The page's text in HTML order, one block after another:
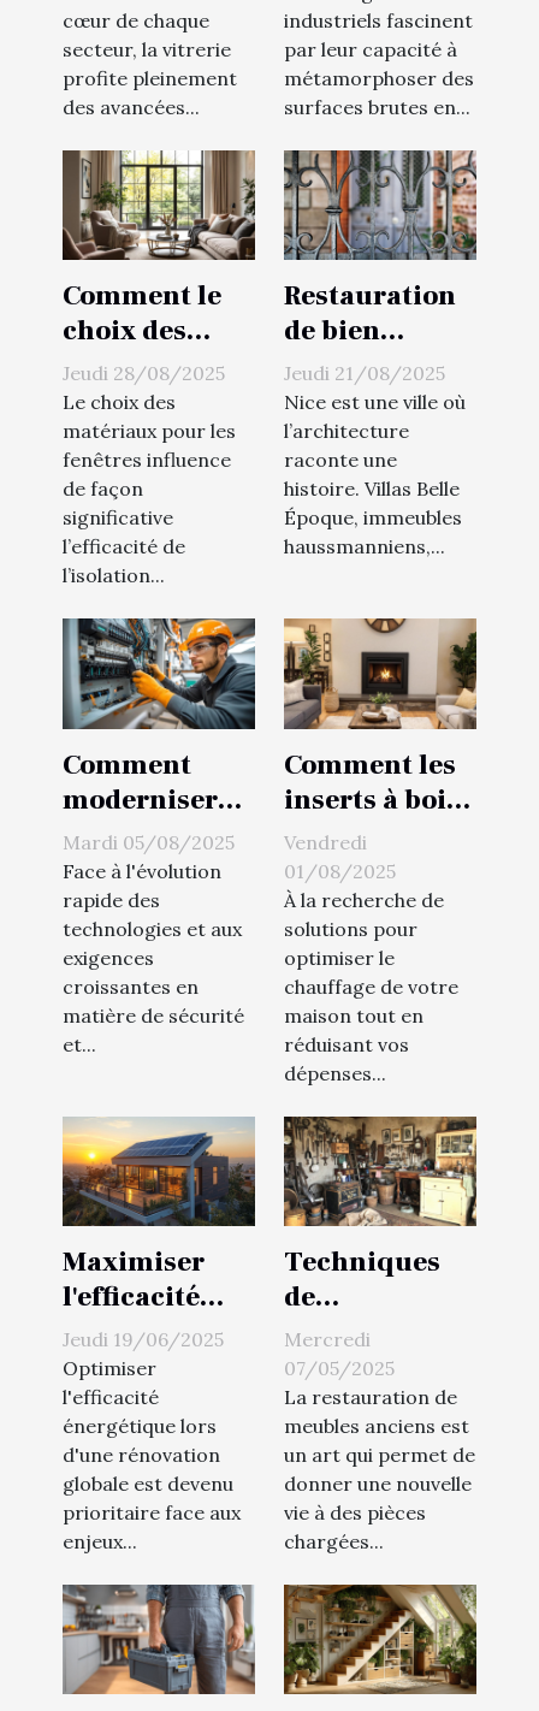
cœur de chaque
secteur, la vitrerie
profite pleinement
des avancées...
industriels fascinent
par leur capacité à
métamorphoser des
surfaces brutes en...
Comment le
choix des
matériaux
impacte
l'isolation de
vos fenêtres ?
Jeudi 28/08/2025
Le choix des
matériaux pour les
fenêtres influence
de façon
significative
l’efficacité de
l’isolation...
Restauration
de bien
immobilier à
Nice : quand
faire appel à
un ferronnier
?
Jeudi 21/08/2025
Nice est une ville où
l’architecture
raconte une
histoire. Villas Belle
Époque, immeubles
haussmanniens,...
Comment
moderniser
votre
installation
électrique
pour le futur ?
Mardi 05/08/2025
Face à l'évolution
rapide des
technologies et aux
exigences
croissantes en
matière de sécurité
et...
Comment les
inserts à bois
améliorent-ils
l'efficacité
énergétique ?
Vendredi
01/08/2025
À la recherche de
solutions pour
optimiser le
chauffage de votre
maison tout en
réduisant vos
dépenses...
Maximiser
l'efficacité
énergétique
lors d'une
rénovation
globale
Jeudi 19/06/2025
Optimiser
l'efficacité
énergétique lors
d'une rénovation
globale est devenu
prioritaire face aux
enjeux...
Techniques
de
récupération
de meubles
anciens pour
un intérieur
personnalisé
Mercredi
07/05/2025
La restauration de
meubles anciens est
un art qui permet de
donner une nouvelle
vie à des pièces
chargées...